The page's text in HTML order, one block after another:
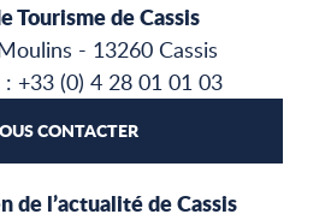
Tourisme de Cassis
- 13260 Cassis
+33 (0) 4 28 01 01 03
CONTACTER
de l’actualité de Cassis